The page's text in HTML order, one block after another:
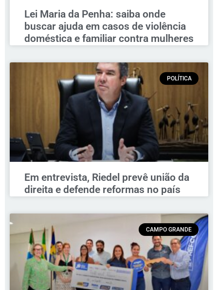
Lei Maria da Penha: saiba onde
buscar ajuda em casos de violência
doméstica e familiar contra mulheres
POLÍTICA
Em entrevista, Riedel prevê união da
direita e defende reformas no país
CAMPO GRANDE